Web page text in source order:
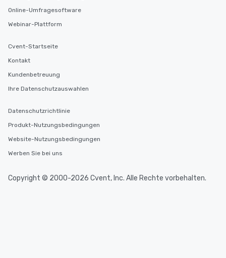
Online-Umfragesoftware
Webinar-Plattform
Cvent-Startseite
Kontakt
Kundenbetreuung
Ihre Datenschutzauswahlen
Datenschutzrichtlinie
Produkt-Nutzungsbedingungen
Website-Nutzungsbedingungen
Werben Sie bei uns
Copyright © 2000-2026 Cvent, Inc. Alle Rechte vorbehalten.